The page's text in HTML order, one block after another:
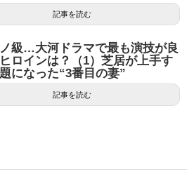
記事を読む
級…大河ドラマで最も演技が良
ロインは？（1）芝居が上手す
になった“3番目の妻”
記事を読む